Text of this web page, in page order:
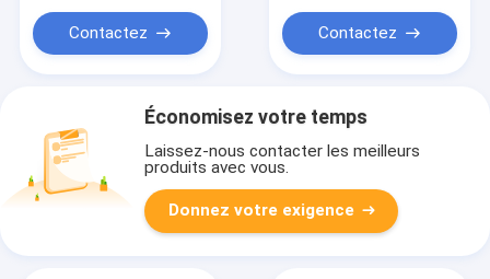
Contactez Contactez
Économisez votre temps
Laissez-nous contacter les meilleurs
produits avec vous.
Donnez votre exigence